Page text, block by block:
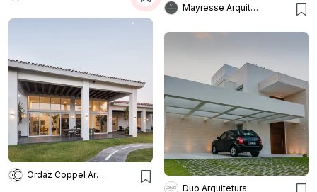
Mayresse Arquitetura
Ordaz Coppel Arquitectos
Duo Arquitetura